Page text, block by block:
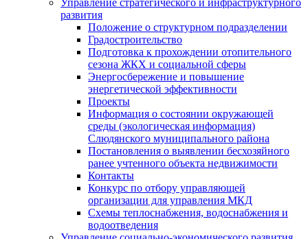
Управление стратегического и инфраструктурного
развития
Положение о структурном подразделении
Градостроительство
Подготовка к прохождении отопительного
сезона ЖКХ и социальной сферы
Энергосбережение и повышение
энергетической эффективности
Проекты
Информация о состоянии окружающей
среды (экологическая информация)
Слюдянского муниципального района
Постановления о выявлении бесхозяйного
ранее учтенного объекта недвижимости
Контакты
Конкурс по отбору управляющей
организации для управления МКД
Схемы теплоснабжения, водоснабжения и
водоотведения